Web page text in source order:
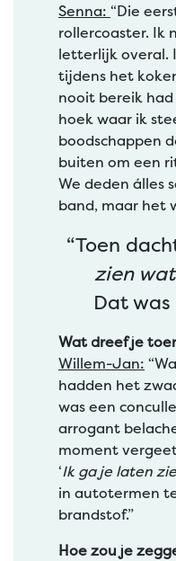
Senna: “Die
rollercoaster. Ik
letterlijk overal.
tijdens het
nooit bereik
hoek waar ik
boodschappen
buiten om een
We deden álles
band, maar het
“Toen
zien
Dat was
Wat dreef je
Willem-Jan:
hadden het
was een
arrogant
moment
‘Ik ga je laten
in autotermen
brandstof.”
Hoe zou je